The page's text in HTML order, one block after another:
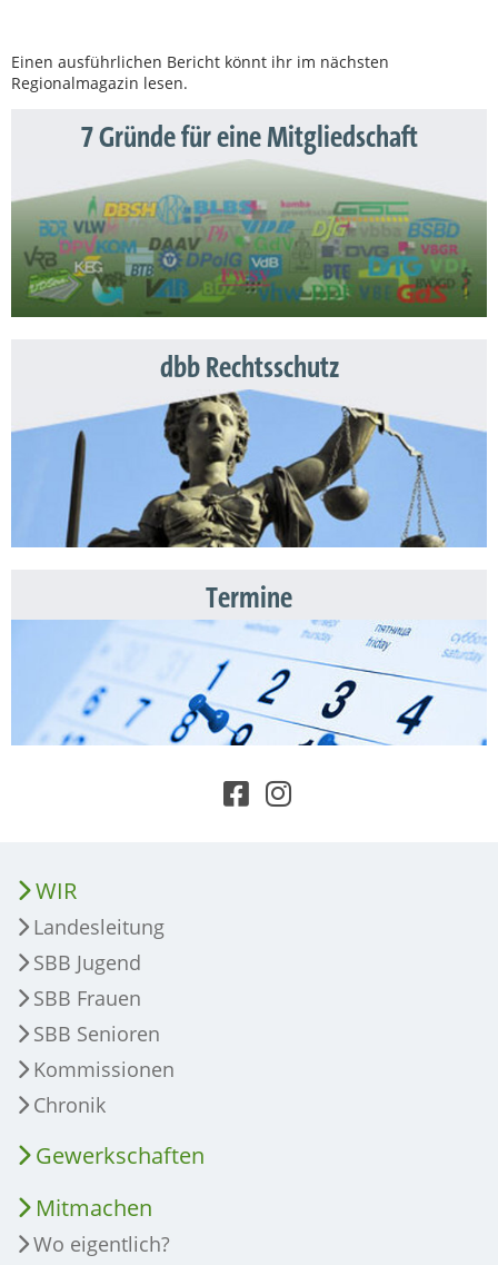
Einen ausführlichen Bericht könnt ihr im nächsten
Regionalmagazin lesen.
7 Gründe für eine Mitgliedschaft
dbb Rechtsschutz
Termine
WIR
Landesleitung
SBB Jugend
SBB Frauen
SBB Senioren
Kommissionen
Chronik
Gewerkschaften
Mitmachen
Wo eigentlich?